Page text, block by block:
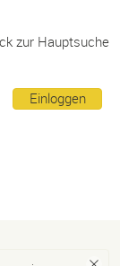
zur Hauptsuche
Einloggen